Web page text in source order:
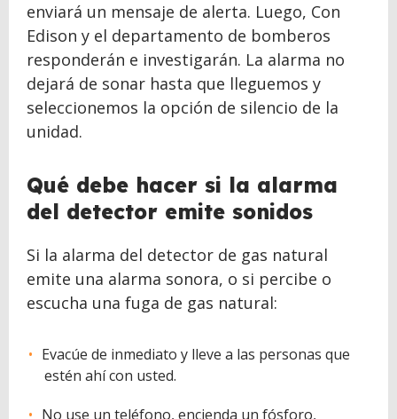
enviará un mensaje de alerta. Luego, Con
Edison y el departamento de bomberos
responderán e investigarán. La alarma no
dejará de sonar hasta que lleguemos y
seleccionemos la opción de silencio de la
unidad.
Qué debe hacer si la alarma
del detector emite sonidos
Si la alarma del detector de gas natural
emite una alarma sonora, o si percibe o
escucha una fuga de gas natural:
Evacúe de inmediato y lleve a las personas que
estén ahí con usted.
No use un teléfono, encienda un fósforo,